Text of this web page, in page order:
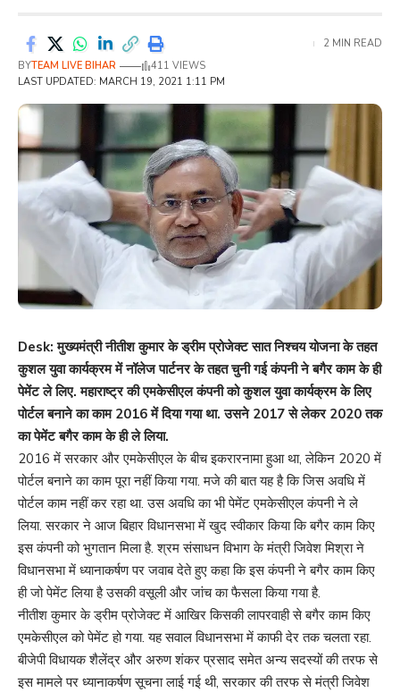
LAST UPDATED: MARCH 19, 2021 1:11 PM
BYTEAM LIVE BIHAR 411 VIEWS
2 MIN READ
Desk: मुख्यमंत्री नीतीश कुमार के ड्रीम प्रोजेक्ट सात निश्चय योजना के तहत
कुशल युवा कार्यक्रम में नॉलेज पार्टनर के तहत चुनी गई कंपनी ने बगैर काम के ही
पेमेंट ले लिए. महाराष्ट्र की एमकेसीएल कंपनी को कुशल युवा कार्यक्रम के लिए
पोर्टल बनाने का काम 2016 में दिया गया था. उसने 2017 से लेकर 2020 तक
का पेमेंट बगैर काम के ही ले लिया.
2016 में सरकार और एमकेसीएल के बीच इकरारनामा हुआ था, लेकिन 2020 में
पोर्टल बनाने का काम पूरा नहीं किया गया. मजे की बात यह है कि जिस अवधि में
पोर्टल काम नहीं कर रहा था. उस अवधि का भी पेमेंट एमकेसीएल कंपनी ने ले
लिया. सरकार ने आज बिहार विधानसभा में खुद स्वीकार किया कि बगैर काम किए
इस कंपनी को भुगतान मिला है. श्रम संसाधन विभाग के मंत्री जिवेश मिश्रा ने
विधानसभा में ध्यानाकर्षण पर जवाब देते हुए कहा कि इस कंपनी ने बगैर काम किए
ही जो पेमेंट लिया है उसकी वसूली और जांच का फैसला किया गया है.
नीतीश कुमार के ड्रीम प्रोजेक्ट में आखिर किसकी लापरवाही से बगैर काम किए
एमकेसीएल को पेमेंट हो गया. यह सवाल विधानसभा में काफी देर तक चलता रहा.
बीजेपी विधायक शैलेंद्र और अरुण शंकर प्रसाद समेत अन्य सदस्यों की तरफ से
इस मामले पर ध्यानाकर्षण सूचना लाई गई थी, सरकार की तरफ से मंत्री जिवेश